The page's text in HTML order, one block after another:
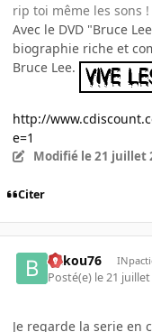
rip toi même les sons
Avec le DVD "Bruce
biographie riche et
Bruce Lee.
http://
e=1
Modifié le 21 juillet
Citer
bakou76
Posté(e) le 21
Je regarde la serie en